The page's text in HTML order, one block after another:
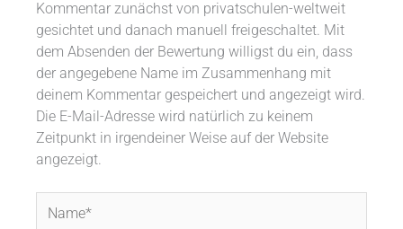
Kommentar zunächst von privatschulen-weltweit
gesichtet und danach manuell freigeschaltet. Mit
dem Absenden der Bewertung willigst du ein, dass
der angegebene Name im Zusammenhang mit
deinem Kommentar gespeichert und angezeigt wird.
Die E-Mail-Adresse wird natürlich zu keinem
Zeitpunkt in irgendeiner Weise auf der Website
angezeigt.